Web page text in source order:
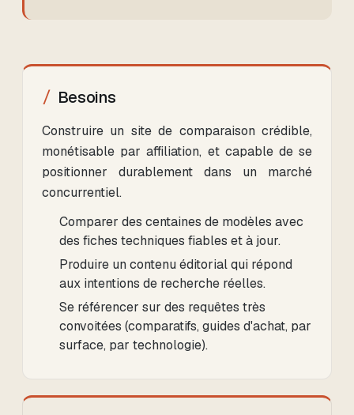
Besoins
Construire un site de comparaison crédible,
monétisable par affiliation, et capable de se
positionner durablement dans un marché
concurrentiel.
Comparer des centaines de modèles avec
des fiches techniques fiables et à jour.
Produire un contenu éditorial qui répond
aux intentions de recherche réelles.
Se référencer sur des requêtes très
convoitées (comparatifs, guides d'achat, par
surface, par technologie).